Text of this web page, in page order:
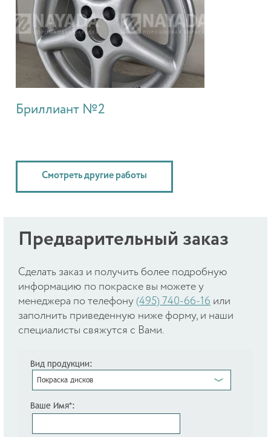
Бриллиант №2
Смотреть другие работы
Предварительный заказ
Cделать заказ и получить более подробную
информацию по покраске вы можете у
менеджера по телефону (495) 740-66-16 или
заполнить приведенную ниже форму, и наши
специалисты свяжутся с Вами.
Вид продукции:
Покраска дисков
Ваше Имя*: